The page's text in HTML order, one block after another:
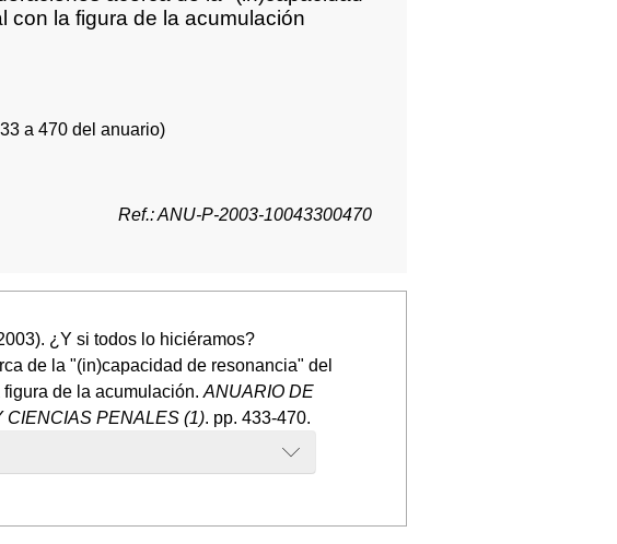
con la figura de la acumulación
a 470 del anuario)
Ref.: ANU-P-2003-10043300470
¿Y si todos lo hiciéramos?
de la "(in)capacidad de resonancia" del
figura de la acumulación.ANUARIO DE
CIENCIAS PENALES (1). pp. 433-470.